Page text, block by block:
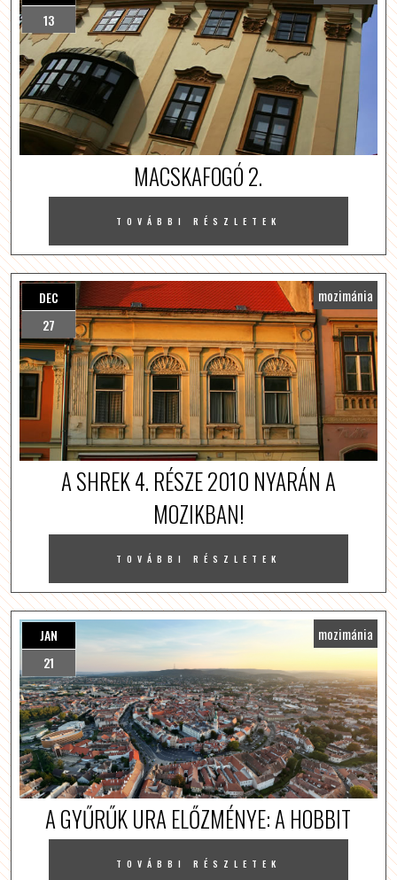
13
MACSKAFOGÓ 2.
TOVÁBBI RÉSZLETEK
DEC
27
mozimánia
A SHREK 4. RÉSZE 2010 NYARÁN A
MOZIKBAN!
TOVÁBBI RÉSZLETEK
JAN
21
mozimánia
A GYŰRŰK URA ELŐZMÉNYE: A HOBBIT
TOVÁBBI RÉSZLETEK